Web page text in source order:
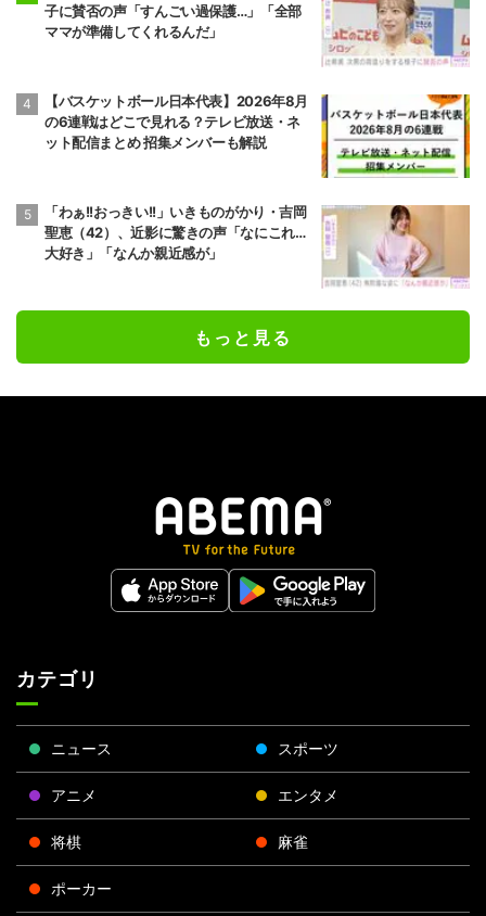
子に賛否の声「すんごい過保護…」「全部
ママが準備してくれるんだ」
【バスケットボール日本代表】2026年8月
の6連戦はどこで見れる？テレビ放送・ネ
ット配信まとめ 招集メンバーも解説
「わぁ!!おっきい!!」いきものがかり・吉岡
聖恵（42）、近影に驚きの声「なにこれ…
大好き」「なんか親近感が」
もっと見る
カテゴリ
ニュース スポーツ
アニメ エンタメ
将棋 麻雀
ポーカー